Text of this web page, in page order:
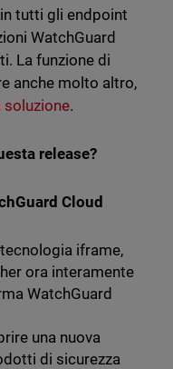
tutti gli endpoint
WatchGuard
La funzione di
anche molto altro,
soluzione.
release?
Cloud
iframe,
ora interamente
WatchGuard
una nuova
di sicurezza